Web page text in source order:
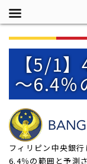
【5/1
～6.4％
フィリピン中央銀
6.4％の範囲と予測